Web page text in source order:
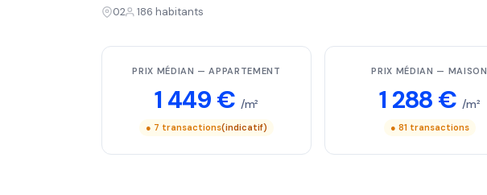
02 186 habitants
PRIX MÉDIAN — APPARTEMENT
1 449 € /m²
● 7 transactions(indicatif)
PRIX MÉDIAN — MAISON
1 288 € /m²
● 81 transactions